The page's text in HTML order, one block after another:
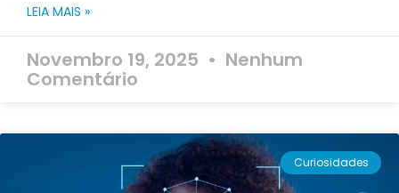
LEIA MAIS »
Novembro 19, 2025 Nenhum
Comentário
Curiosidades